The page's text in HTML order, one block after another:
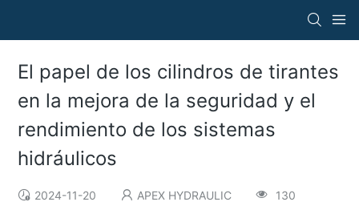
El papel de los cilindros de tirantes
en la mejora de la seguridad y el
rendimiento de los sistemas
hidráulicos
2024-11-20 APEX HYDRAULIC 130